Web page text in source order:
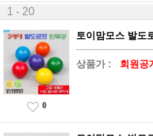
1 - 20
토이맘모스 발도
상품가 : 회원공
0